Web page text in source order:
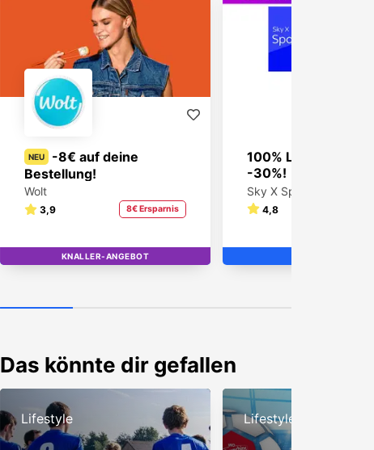
NEU
-8€ auf deine
Bestellung!
Wolt
3,9 8€ Ersparnis
TOP
KNALLER-ANGEBOT
100% Live-Sport
-30%!
Sky X Sport
4,8
Das könnte dir gefallen
Lifestyle Lifestyle